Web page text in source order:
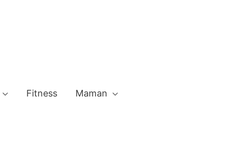
Fitness Maman